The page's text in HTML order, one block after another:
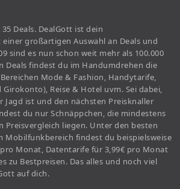
Deals. DealGott ist dein
großartigen Auswahl an Deals und
sind es nun schon weit mehr als 100.000
Deals findest du im Handumdrehen die
Mode & Fashion, Handytarife,
Reise & Hotel uvm. Sei dabei,
Jagd ist und den nächsten Preisknaller
du nur Schnäppchen, die mindestens
Preisvergleich liegen. Unter den besten
Mobilfunkbereich findest du beispielsweise
Monat, Datentarife für 3,99€ pro Monat
zu Bestpreisen. Das alles und noch viel
auf dich.